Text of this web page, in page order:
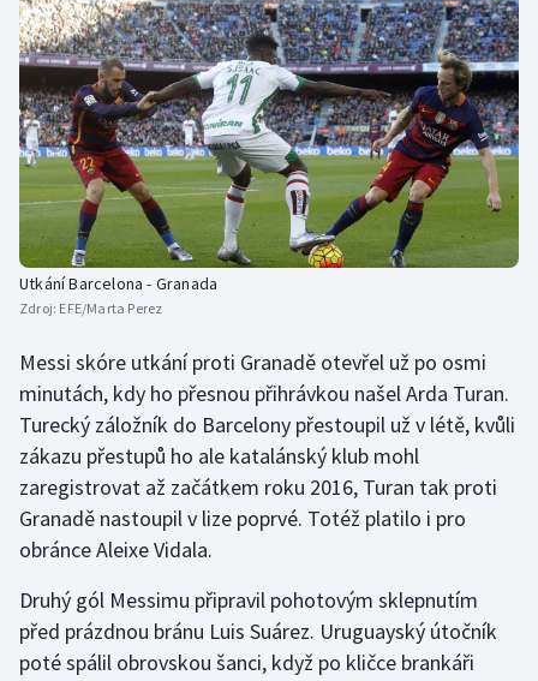
Short track
Sportovní střelba
Stolní tenis
Triatlon
Veslování
Volejbal
Ostatní
Utkání Barcelona - Granada
Zdroj: EFE/Marta Perez
Messi skóre utkání proti Granadě otevřel už po osmi
minutách, kdy ho přesnou přihrávkou našel Arda Turan.
Turecký záložník do Barcelony přestoupil už v létě, kvůli
zákazu přestupů ho ale katalánský klub mohl
zaregistrovat až začátkem roku 2016, Turan tak proti
Granadě nastoupil v lize poprvé. Totéž platilo i pro
obránce Aleixe Vidala.
Druhý gól Messimu připravil pohotovým sklepnutím
před prázdnou bránu Luis Suárez. Uruguayský útočník
poté spálil obrovskou šanci, když po kličce brankáři